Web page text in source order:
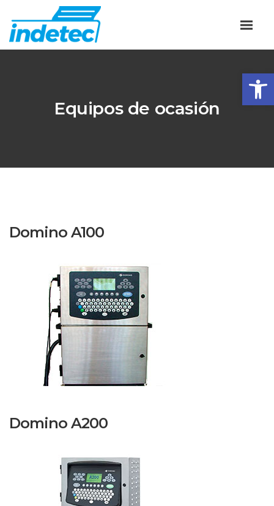
Equipos de ocasión
Domino A100
Domino A200